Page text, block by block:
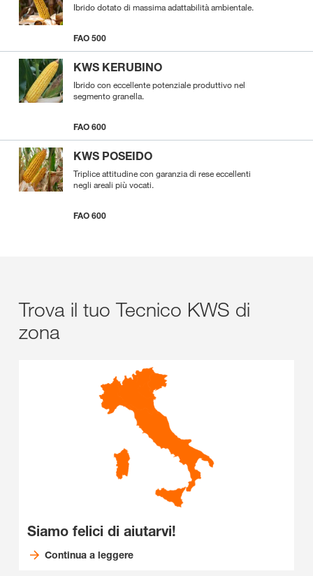
Ibrido dotato di massima adattabilità ambientale.
FAO 500
KWS KERUBINO
Ibrido con eccellente potenziale produttivo nel
segmento granella.
FAO 600
KWS POSEIDO
Triplice attitudine con garanzia di rese eccellenti
negli areali più vocati.
FAO 600
Trova il tuo Tecnico KWS di
zona
Siamo felici di aiutarvi!
Continua a leggere